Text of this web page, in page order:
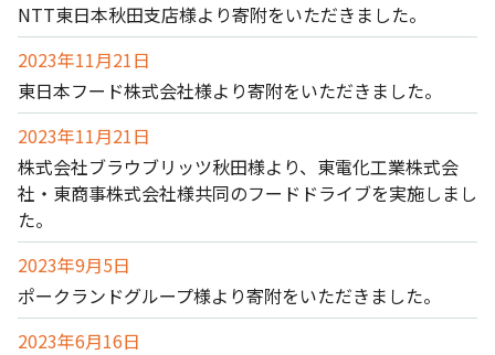
NTT東日本秋田支店様より寄附をいただきました。
2023年11月21日
東日本フード株式会社様より寄附をいただきました。
2023年11月21日
株式会社ブラウブリッツ秋田様より、東電化工業株式会
社・東商事株式会社様共同のフードドライブを実施しまし
た。
2023年9月5日
ポークランドグループ様より寄附をいただきました。
2023年6月16日